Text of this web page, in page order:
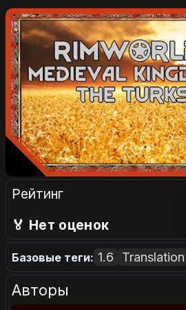
Рейтинг
🏅 Нет оценок
Базовые теги: 1.6 Translation
Авторы